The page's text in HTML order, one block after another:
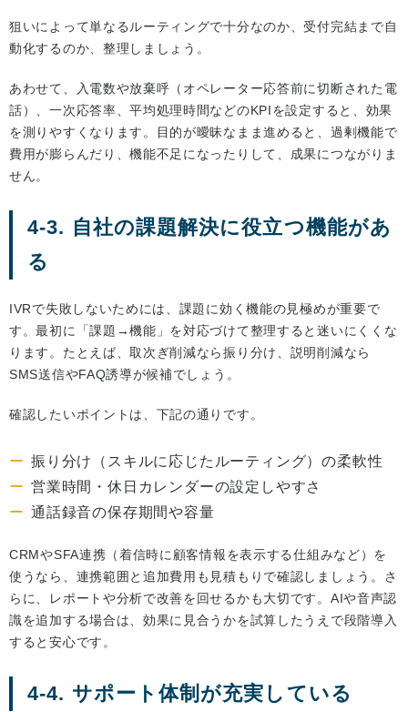
狙いによって単なるルーティングで十分なのか、受付完結まで自
動化するのか、整理しましょう。
あわせて、入電数や放棄呼（オペレーター応答前に切断された電
話）、一次応答率、平均処理時間などのKPIを設定すると、効果
を測りやすくなります。目的が曖昧なまま進めると、過剰機能で
費用が膨らんだり、機能不足になったりして、成果につながりま
せん。
4-3. 自社の課題解決に役立つ機能があ
る
IVRで失敗しないためには、課題に効く機能の見極めが重要で
す。最初に「課題→機能」を対応づけて整理すると迷いにくくな
ります。たとえば、取次ぎ削減なら振り分け、説明削減なら
SMS送信やFAQ誘導が候補でしょう。
確認したいポイントは、下記の通りです。
振り分け（スキルに応じたルーティング）の柔軟性
営業時間・休日カレンダーの設定しやすさ
通話録音の保存期間や容量
CRMやSFA連携（着信時に顧客情報を表示する仕組みなど）を
使うなら、連携範囲と追加費用も見積もりで確認しましょう。さ
らに、レポートや分析で改善を回せるかも大切です。AIや音声認
識を追加する場合は、効果に見合うかを試算したうえで段階導入
すると安心です。
4-4. サポート体制が充実している